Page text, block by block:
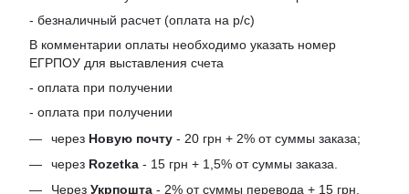
- безналичный расчет (оплата на р/с)
В комментарии оплаты необходимо указать номер
ЕГРПОУ для выставления счета
- оплата при получении
- оплата при получении
через Новую почту - 20 грн + 2% от суммы заказа;
через Rozetka - 15 грн + 1,5% от суммы заказа.
Через Укрпошта - 2% от суммы перевода + 15 грн.